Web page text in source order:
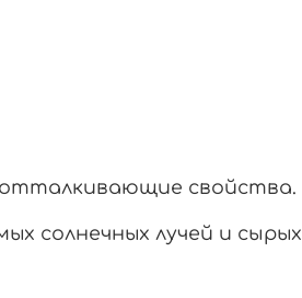
свойства.
солнечных лучей и сырых